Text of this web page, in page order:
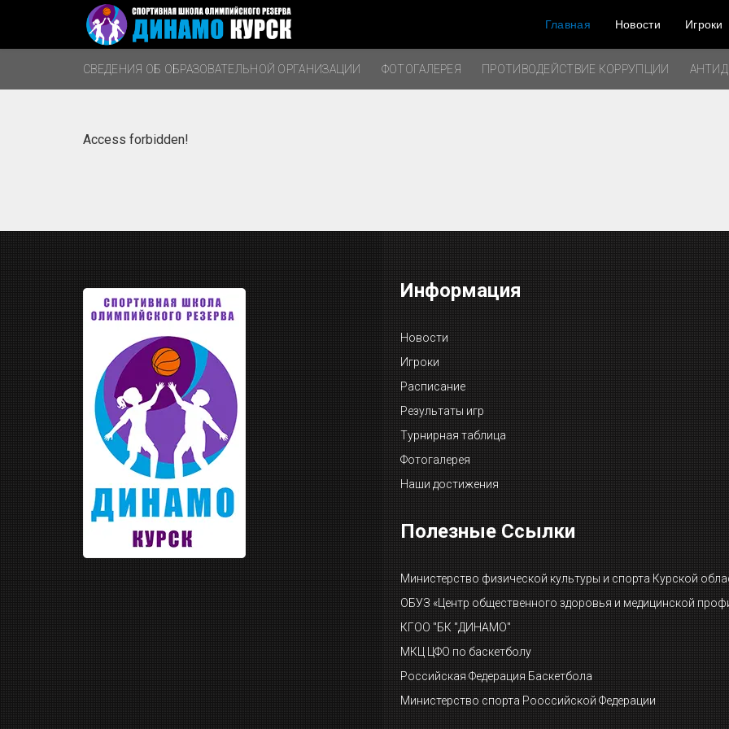
Главная Новости Игроки
СВЕДЕНИЯ ОБ ОБРАЗОВАТЕЛЬНОЙ ОРГАНИЗАЦИИ ФОТОГАЛЕРЕЯ ПРОТИВОДЕЙСТВИЕ КОРРУПЦИИ
Access forbidden!
Информация
Новости
Игроки
Расписание
Результаты игр
Турнирная таблица
Фотогалерея
Наши достижения
Полезные Ссылки
Министерство физической культуры и спорта Курской
ОБУЗ «Центр общественного здоровья и медицинской
КГОО "БК "ДИНАМО"
МКЦ ЦФО по баскетболу
Российская Федерация Баскетбола
Министерство спорта Рооссийской Федерации